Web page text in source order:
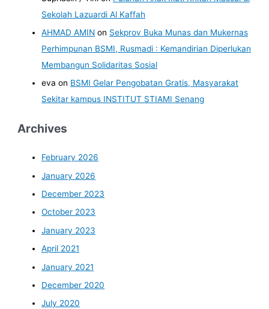
Sekolah Lazuardi Al Kaffah
AHMAD AMIN on Sekprov Buka Munas dan Mukernas
Perhimpunan BSMI, Rusmadi : Kemandirian Diperlukan
Membangun Solidaritas Sosial
eva on BSMI Gelar Pengobatan Gratis, Masyarakat
Sekitar kampus INSTITUT STIAMI Senang
Archives
February 2026
January 2026
December 2023
October 2023
January 2023
April 2021
January 2021
December 2020
July 2020